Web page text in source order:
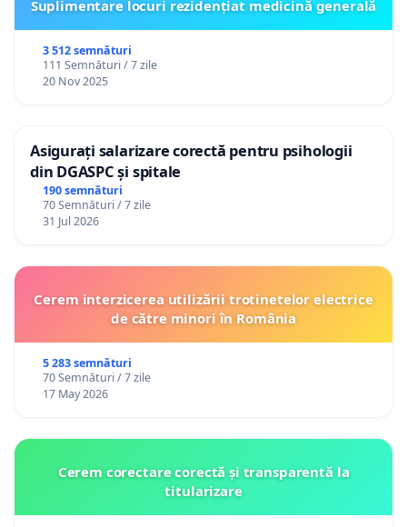
Suplimentare locuri rezidențiat medicină generală
3 512 semnături
111 Semnături / 7 zile
20 Nov 2025
Asigurați salarizare corectă pentru psihologii
din DGASPC și spitale
190 semnături
70 Semnături / 7 zile
31 Jul 2026
Cerem interzicerea utilizării trotinetelor electrice
de către minori în România
5 283 semnături
70 Semnături / 7 zile
17 May 2026
Cerem corectare corectă și transparentă la
titularizare